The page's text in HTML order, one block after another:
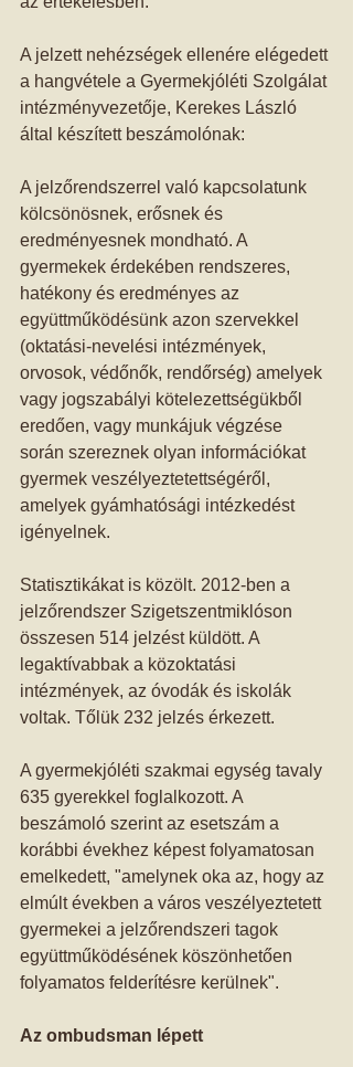
A jelzett nehézségek ellenére elégedett
a hangvétele a Gyermekjóléti Szolgálat
intézményvezetője, Kerekes László
által készített beszámolónak:
A jelzőrendszerrel való kapcsolatunk
kölcsönösnek, erősnek és
eredményesnek mondható. A
gyermekek érdekében rendszeres,
hatékony és eredményes az
együttműködésünk azon szervekkel
(oktatási-nevelési intézmények,
orvosok, védőnők, rendőrség) amelyek
vagy jogszabályi kötelezettségükből
eredően, vagy munkájuk végzése
során szereznek olyan információkat
gyermek veszélyeztetettségéről,
amelyek gyámhatósági intézkedést
igényelnek.
Statisztikákat is közölt. 2012-ben a
jelzőrendszer Szigetszentmiklóson
összesen 514 jelzést küldött. A
legaktívabbak a közoktatási
intézmények, az óvodák és iskolák
voltak. Tőlük 232 jelzés érkezett.
A gyermekjóléti szakmai egység tavaly
635 gyerekkel foglalkozott. A
beszámoló szerint az esetszám a
korábbi évekhez képest folyamatosan
emelkedett, "amelynek oka az, hogy az
elmúlt években a város veszélyeztetett
gyermekei a jelzőrendszeri tagok
együttműködésének köszönhetően
folyamatos felderítésre kerülnek".
Az ombudsman lépett